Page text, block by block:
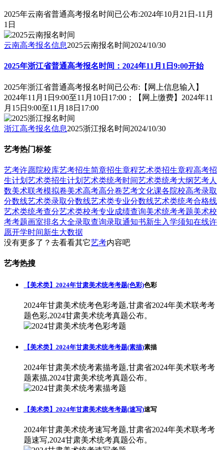
2025年云南省普通高考报名时间已公布:2024年10月21日-11月
1日
云南高考报名信息2025云南报名时间2024/10/30
2025年浙江省普通高考报名时间：2024年11月1日9:00开始
2025年浙江省普通高考报名时间已公布:【网上信息输入】
2024年11月1日9:00至11月10日17:00；【网上缴费】2024年11
月15日9:00至11月18日17:00
浙江高考报名信息2025浙江报名时间2024/10/30
艺考热门标签
艺考许愿院校库艺考招生简章招生章程艺术类招生章程高考招
生计划 艺术类招生计划 艺术类统考时间艺术类统考大纲艺考人
数美术联考模拟卷美术高考高分卷艺考文化课各院校高考录取
分数线艺术类录取分数线艺术类专业分数线艺术类统考合格线
艺术类统考查分艺术类校考专业成绩查询美术统考考题美术校
考考题画室排名大全录取查询录取通知书新生入学须知在线许
愿开学时间新生大数据
没有更多了？去看看其它艺考内容吧
艺考热搜
【美术类】2024年甘肃美术统考考题(色彩)色彩
2024年甘肃美术统考色彩考题,甘肃省2024年美术联考考
题色彩,2024甘肃美术统考真题公布。
【美术类】2024年甘肃美术统考考题(素描)素描
2024年甘肃美术统考素描考题,甘肃省2024年美术联考考
题素描,2024甘肃美术统考真题公布。
【美术类】2024年甘肃美术统考考题(速写)速写
2024年甘肃美术统考速写考题,甘肃省2024年美术联考考
题速写,2024甘肃美术统考真题公布。